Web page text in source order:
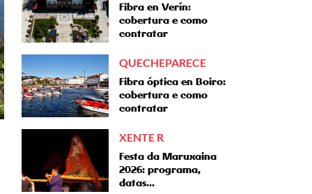
Fibra en Verín:
cobertura e como
contratar
QUECHEPARECE
Fibra óptica en Boiro:
cobertura e como
contratar
XENTE R
Festa da Maruxaina
2026: programa,
datas...